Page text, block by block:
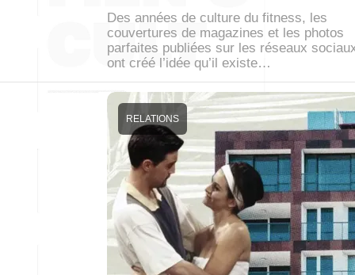
Des années de culture du fitness, les
couvertures de magazines et les photos
parfaites publiées sur les réseaux
ont créé l’idée qu’il existe…
RELATIONS